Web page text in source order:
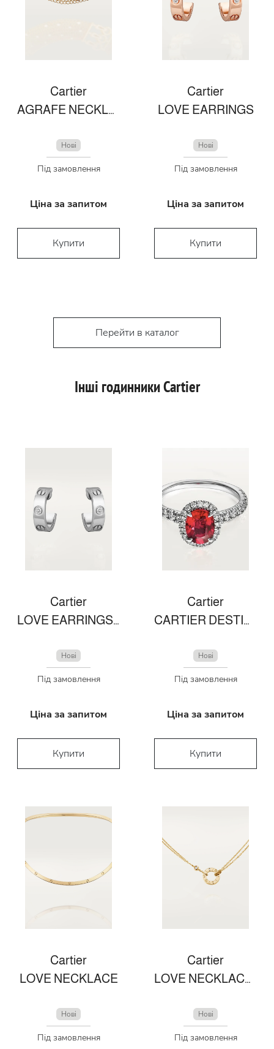
Cartier
AGRAFE NECKLACE
Нові
Під замовлення
Ціна за запитом
Купити
Cartier
LOVE EARRINGS
Нові
Під замовлення
Ціна за запитом
Купити
Перейти в каталог
Інші годинники Cartier
Cartier
LOVE EARRINGS, 2 DIAMONDS
Нові
Під замовлення
Ціна за запитом
Купити
Cartier
CARTIER DESTINÉE SOLITAIRE
Нові
Під замовлення
Ціна за запитом
Купити
Cartier
LOVE NECKLACE
Нові
Під замовлення
Cartier
LOVE NECKLACE, 2 DIAMONDS
Нові
Під замовлення